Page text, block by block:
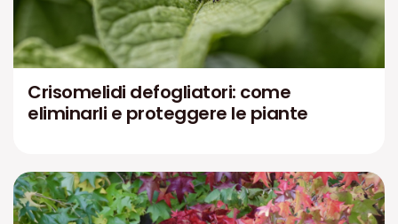
Crisomelidi defogliatori: come
eliminarli e proteggere le piante